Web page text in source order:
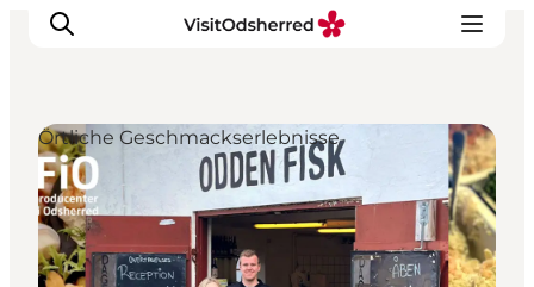
Events
Erlebnisse
Essen
Örtliche Geschmackserlebnisse